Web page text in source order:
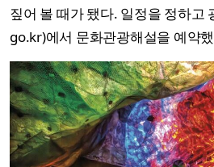
짚어 볼 때가 됐다. 일정을 정하고
go.kr)에서 문화관광해설을 예약